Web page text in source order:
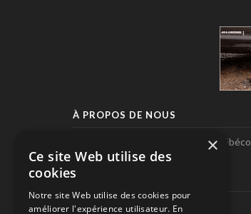
À PROPOS DE NOUS
Pole-Position, le seul magazine
automobile.
SUIVEZ-NOUS
×
Ce site Web utilise des
cookies
Notre site Web utilise des cookies pour
améliorer l'expérience utilisateur. En